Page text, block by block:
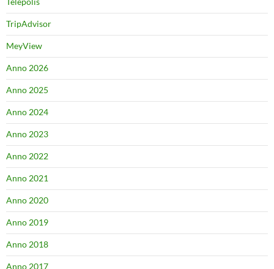
TripAdvisor
MeyView
Anno 2026
Anno 2025
Anno 2024
Anno 2023
Anno 2022
Anno 2021
Anno 2020
Anno 2019
Anno 2018
Anno 2017